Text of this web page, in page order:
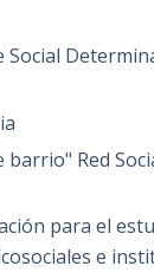
Social
barrio" Red
para el
e